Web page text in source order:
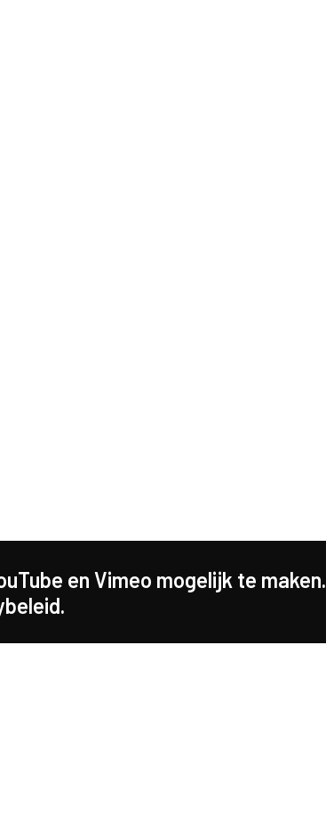
en Vimeo mogelijk te maken.